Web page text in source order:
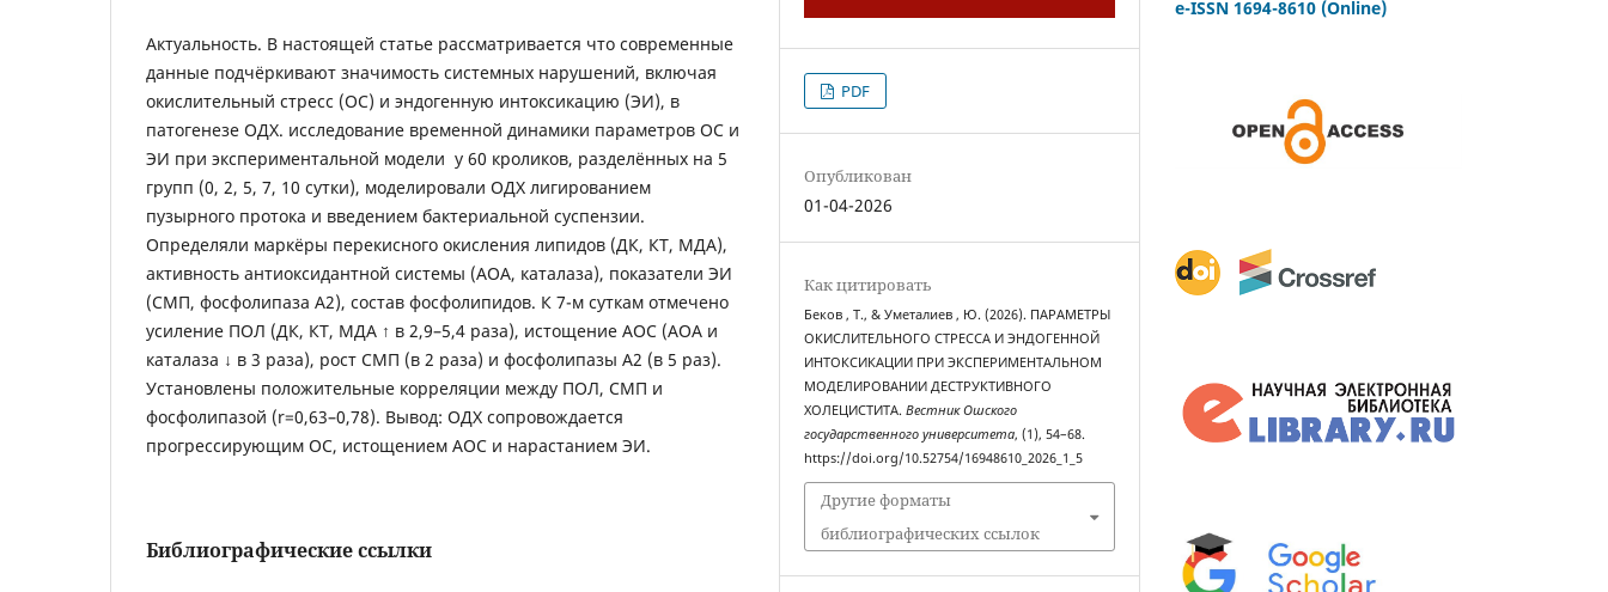
Актуальность. В настоящей статье рассматривается что современные
данные подчёркивают значимость системных нарушений, включая
окислительный стресс (ОС) и эндогенную интоксикацию (ЭИ), в
патогенезе ОДХ. исследование временной динамики параметров ОС и
ЭИ при экспериментальной модели у 60 кроликов, разделённых на 5
групп (0, 2, 5, 7, 10 сутки), моделировали ОДХ лигированием
пузырного протока и введением бактериальной суспензии.
Определяли маркёры перекисного окисления липидов (ДК, КТ, МДА),
активность антиоксидантной системы (АОА, каталаза), показатели ЭИ
(СМП, фосфолипаза А2), состав фосфолипидов. К 7-м суткам отмечено
усиление ПОЛ (ДК, КТ, МДА ↑ в 2,9–5,4 раза), истощение АОС (АОА и
каталаза ↓ в 3 раза), рост СМП (в 2 раза) и фосфолипазы А2 (в 5 раз).
Установлены положительные корреляции между ПОЛ, СМП и
фосфолипазой (r=0,63–0,78). Вывод: ОДХ сопровождается
прогрессирующим ОС, истощением АОС и нарастанием ЭИ.
Библиографические ссылки
PDF
Опубликован
01-04-2026
Как цитировать
Беков , Т., & Уметалиев , Ю. (2026). ПАРАМЕТРЫ
ОКИСЛИТЕЛЬНОГО СТРЕССА И ЭНДОГЕННОЙ
ИНТОКСИКАЦИИ ПРИ ЭКСПЕРИМЕНТАЛЬНОМ
МОДЕЛИРОВАНИИ ДЕСТРУКТИВНОГО
ХОЛЕЦИСТИТА.Вестник Ошского
государственного университета, (1), 54–68.
https://doi.org/10.52754/16948610_2026_1_5
Другие форматы
библиографических ссылок
e-ISSN 1694-8610 (Online)